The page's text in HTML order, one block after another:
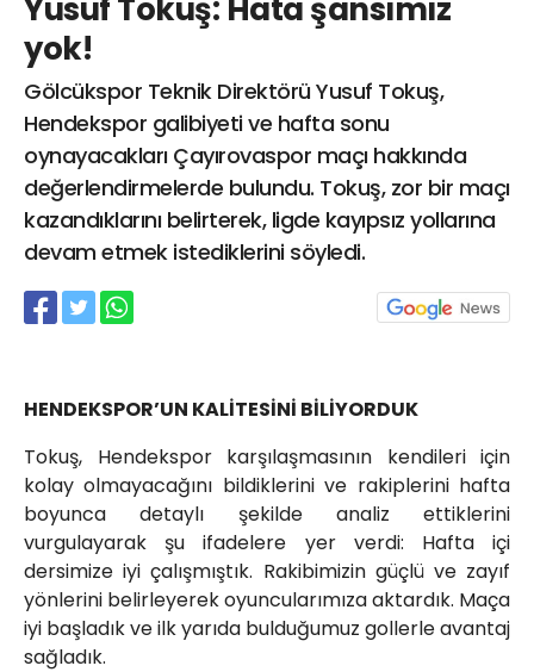
Yusuf Tokuş: Hata şansımız
yok!
Gölcükspor Teknik Direktörü Yusuf Tokuş,
Hendekspor galibiyeti ve hafta sonu
oynayacakları Çayırovaspor maçı hakkında
değerlendirmelerde bulundu. Tokuş, zor bir maçı
kazandıklarını belirterek, ligde kayıpsız yollarına
devam etmek istediklerini söyledi.
HENDEKSPOR’UN KALİTESİNİ BİLİYORDUK
Tokuş, Hendekspor karşılaşmasının kendileri için
kolay olmayacağını bildiklerini ve rakiplerini hafta
boyunca detaylı şekilde analiz ettiklerini
vurgulayarak şu ifadelere yer verdi: Hafta içi
dersimize iyi çalışmıştık. Rakibimizin güçlü ve zayıf
yönlerini belirleyerek oyuncularımıza aktardık. Maça
iyi başladık ve ilk yarıda bulduğumuz gollerle avantaj
sağladık.
info@spor41.com